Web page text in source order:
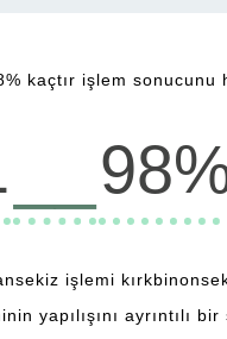
kaçtır işlem sonucunu
işlemi
yapılışını ayrıntılı